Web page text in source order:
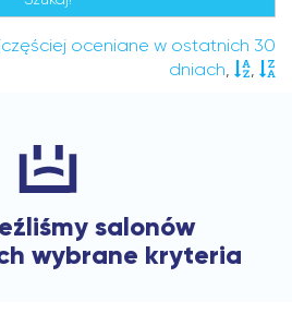
oceniane w ostatnich 30
dniach, ,
salonów
wybrane kryteria